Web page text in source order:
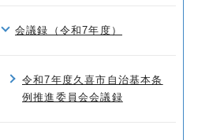
会議録（令和7年度）
令和7年度久喜市自治基本条
例推進委員会会議録